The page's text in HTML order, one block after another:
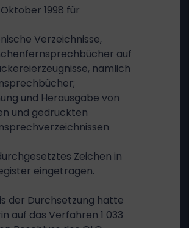
1998 für
Verzeichnisse,
auf
nämlich
und Herausgabe von
und gedruckten
Zeichen in
eingetragen.
der Durchsetzung hatte
auf das Verfahren 1 033